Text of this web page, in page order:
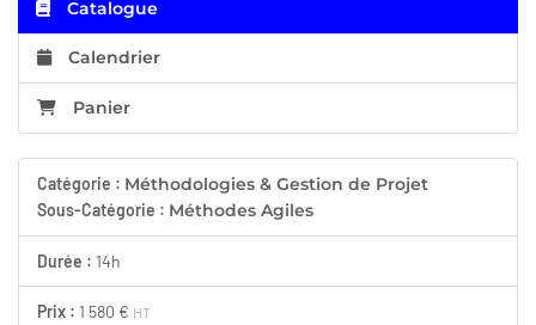
Catalogue
Calendrier
Panier
Catégorie : Méthodologies & Gestion de Projet
Sous-Catégorie : Méthodes Agiles
Durée : 14h
Prix : 1 580 € HT